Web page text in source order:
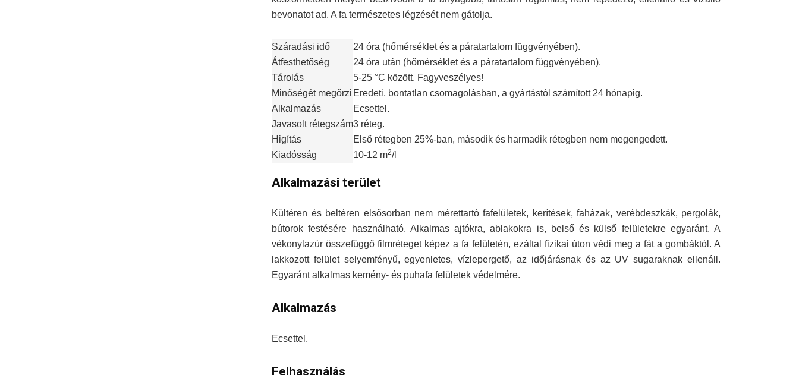
bevonatot ad. A fa természetes légzését nem gátolja.
Száradási idő
24 óra (hőmérséklet és a páratartalom függvényében).
Átfesthetőség
24 óra után (hőmérséklet és a páratartalom függvényében).
Tárolás
5-25 °C között. Fagyveszélyes!
Minőségét megőrzi Eredeti, bontatlan csomagolásban, a gyártástól számított 24 hónapig.
Alkalmazás
Ecsettel.
Javasolt rétegszám3 réteg.
Higítás
Első rétegben 25%-ban, második és harmadik rétegben nem megengedett.
Kiadósság
10-12 m2/l
Alkalmazási terület
Kültéren és beltéren elsősorban nem mérettartó fafelületek, kerítések, faházak, verébdeszkák, pergolák,
bútorok festésére használható. Alkalmas ajtókra, ablakokra is, belső és külső felületekre egyaránt. A
vékonylazúr összefüggő filmréteget képez a fa felületén, ezáltal fizikai úton védi meg a fát a gombáktól. A
lakkozott felület selyemfényű, egyenletes, vízlepergető, az időjárásnak és az UV sugaraknak ellenáll.
Egyaránt alkalmas kemény- és puhafa felületek védelmére.
Alkalmazás
Ecsettel.
Felhasználás